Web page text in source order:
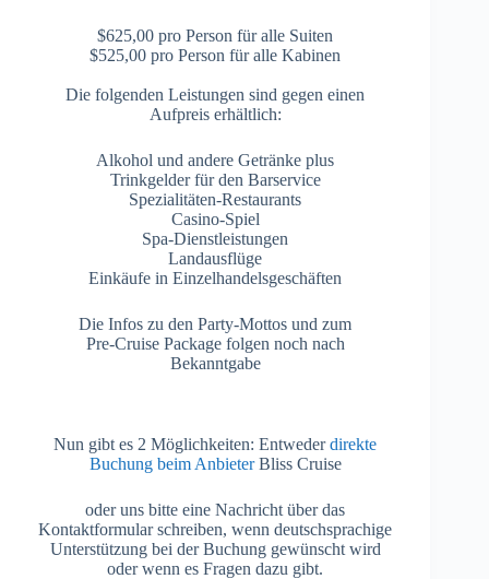
$625,00 pro Person für alle Suiten
$525,00 pro Person für alle Kabinen
Die folgenden Leistungen sind gegen einen
Aufpreis erhältlich:
Alkohol und andere Getränke plus
Trinkgelder für den Barservice
Spezialitäten-Restaurants
Casino-Spiel
Spa-Dienstleistungen
Landausflüge
Einkäufe in Einzelhandelsgeschäften
Die Infos zu den Party-Mottos und zum
Pre-Cruise Package folgen noch nach
Bekanntgabe
Nun gibt es 2 Möglichkeiten: Entwederdirekte
Buchung beim AnbieterBliss Cruise
oder uns bitte eine Nachricht über das
Kontaktformular schreiben, wenn deutschsprachige
Unterstützung bei der Buchung gewünscht wird
oder wenn es Fragen dazu gibt.